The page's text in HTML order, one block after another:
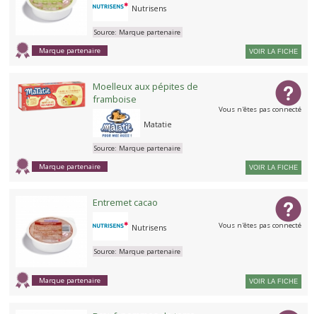
Nutrisens
Marque partenaire
Source: Marque partenaire
VOIR LA FICHE
Moelleux aux pépites de
framboise
Matatie
Marque partenaire
Source: Marque partenaire
Vous n'êtes pas connecté
VOIR LA FICHE
Entremet cacao
Nutrisens
Marque partenaire
Source: Marque partenaire
Vous n'êtes pas connecté
VOIR LA FICHE